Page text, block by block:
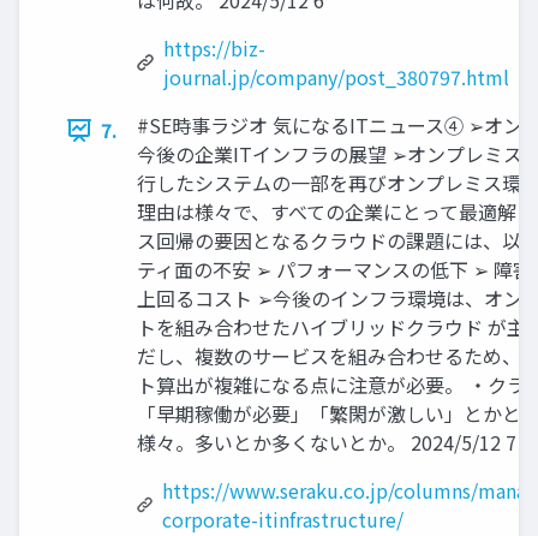
https://biz-
journal.jp/company/post_380797.html
7.
#SE時事ラジオ 気になるITニュース④ ➢オン
今後の企業ITインフラの展望 ➢オンプレミス
行したシステムの一部を再びオンプレミス環
理由は様々で、すべての企業にとって最適解
ス回帰の要因となるクラウドの課題には、以
ティ面の不安 ➢ パフォーマンスの低下 ➢ 障
上回るコスト ➢今後のインフラ環境は、オン
トを組み合わせたハイブリッドクラウド が
だし、複数のサービスを組み合わせるため、
ト算出が複雑になる点に注意が必要。 ・ク
「早期稼働が必要」「繁閑が激しい」とかと
様々。多いとか多くないとか。 2024/5/12 7
https://www.seraku.co.jp/columns/
corporate-itinfrastructure/